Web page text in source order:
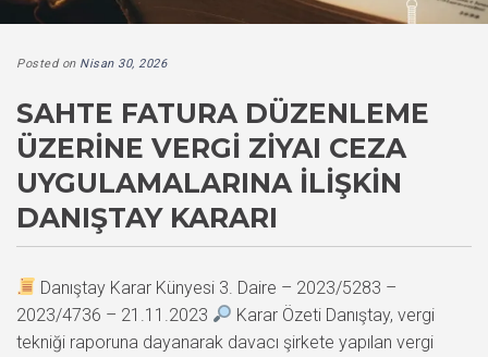
Posted on Nisan 30, 2026
SAHTE FATURA DÜZENLEME
ÜZERINE VERGI ZIYAI CEZA
UYGULAMALARINA İLIŞKIN
DANIŞTAY KARARI
Danıştay Karar Künyesi 3. Daire – 2023/5283 –
2023/4736 – 21.11.2023
Karar Özeti Danıştay, vergi
tekniği raporuna dayanarak davacı şirkete yapılan vergi